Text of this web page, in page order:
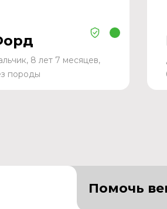
8 лет 7 месяцев,
породы
Помочь